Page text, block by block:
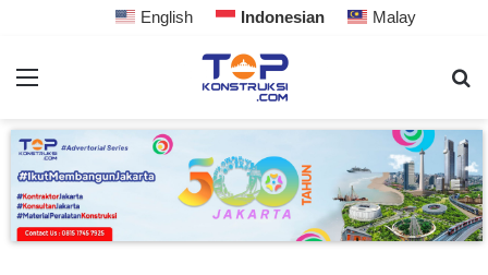
English Indonesian Malay